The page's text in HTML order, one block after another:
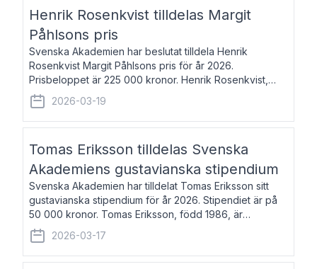
Henrik Rosenkvist tilldelas Margit
Påhlsons pris
Svenska Akademien har beslutat tilldela Henrik
Rosenkvist Margit Påhlsons pris för år 2026.
Prisbeloppet är 225 000 kronor. Henrik Rosenkvist,
född 1965, är professor i nordiska språk vid Göteborgs
universitet. Han disputerade 2004 på avhan
2026-03-19
Tomas Eriksson tilldelas Svenska
Akademiens gustavianska stipendium
Svenska Akademien har tilldelat Tomas Eriksson sitt
gustavianska stipendium för år 2026. Stipendiet är på
50 000 kronor. Tomas Eriksson, född 1986, är
projektledare inom marknadsföring och författare och
utkom i fjol med boken Syndabocken.
2026-03-17